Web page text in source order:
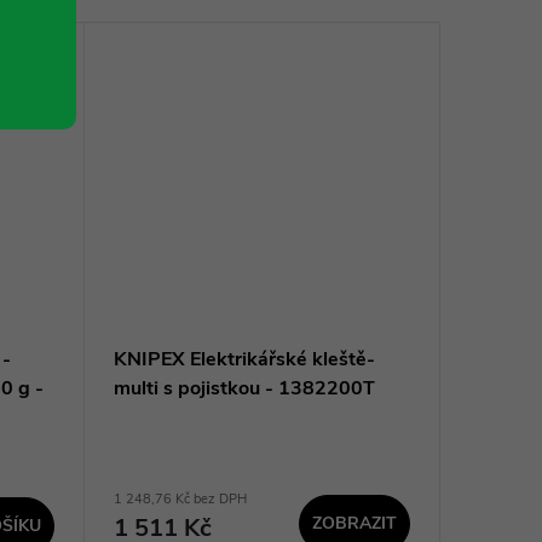
g -
KNIPEX Elektrikářské kleště-
multi s pojistkou - 1382200T
1 248,76 Kč bez DPH
1 511 Kč ZOBRAZIT